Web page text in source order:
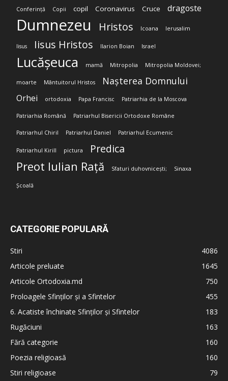
Conferință Copii copil Coronavirus Cruce dragoste
Dumnezeu Hristos Icoana Ierusalim
Iisus Iisus Hristos Ilarion Boian Israel
Lucășeuca mamă Mitropolia Mitropolia Moldovei;
moarte Mântuitorul Hristos Nașterea Domnului
Orhei ortodoxia Papa Francisc Patriarhia de la Moscova
Patriarhia Română Patriarhul Bisericii Ortodoxe Române
Patriarhul Chiril Patriarhul Daniel Patriarhul Ecumenic
Patriarhul Kirill pictura Predica
Preot Iulian Rață Sfaturi duhovnicești; Sinaxa
Școală
CATEGORIE POPULARĂ
Stiri
4086
Articole preluate
1645
Articole Ortodoxia.md
750
Proloagele Sfinților și a Sfintelor
455
6. Acatiste închinate Sfinților și Sfintelor
183
Rugăciuni
163
Fără categorie
160
Poezia religioasă
160
Stiri religioase
79